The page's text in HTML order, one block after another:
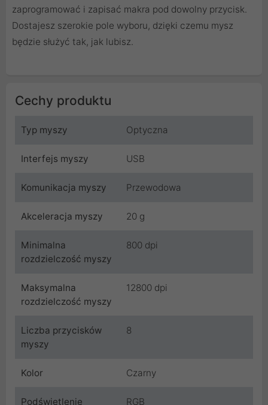
zaprogramować i zapisać makra pod dowolny przycisk.
Dostajesz szerokie pole wyboru, dzięki czemu mysz
będzie służyć tak, jak lubisz.
Cechy produktu
Typ myszy Optyczna
Interfejs myszy USB
Komunikacja myszy Przewodowa
Akceleracja myszy 20 g
Minimalna
rozdzielczość myszy
800 dpi
Maksymalna
rozdzielczość myszy
12800 dpi
Liczba przycisków
myszy
8
Kolor Czarny
Podświetlenie RGB